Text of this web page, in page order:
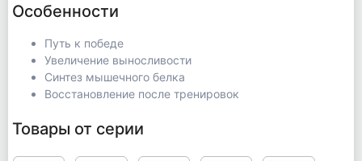
Особенности
Путь к победе
Увеличение выносливости
Синтез мышечного белка
Восстановление после тренировок
Товары от серии